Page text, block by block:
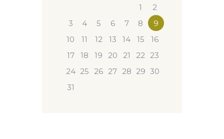
1
2
3
4 5 6 7 8
9
10
11 12 13 14 15
16
17
18 19 20 21 22
23
24 25 26 27 28 29 30
31